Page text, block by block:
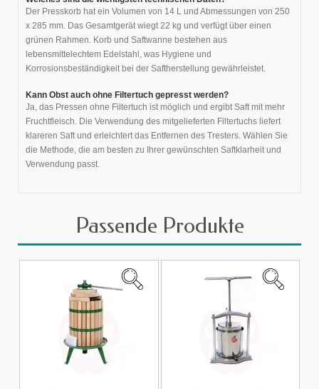
Der Presskorb hat ein Volumen von 14 L und Abmessungen von 250
x 285 mm. Das Gesamtgerät wiegt 22 kg und verfügt über einen
grünen Rahmen. Korb und Saftwanne bestehen aus
lebensmittelechtem Edelstahl, was Hygiene und
Korrosionsbeständigkeit bei der Saftherstellung gewährleistet.
Kann Obst auch ohne Filtertuch gepresst werden?
Ja, das Pressen ohne Filtertuch ist möglich und ergibt Saft mit mehr
Fruchtfleisch. Die Verwendung des mitgelieferten Filtertuchs liefert
klareren Saft und erleichtert das Entfernen des Tresters. Wählen Sie
die Methode, die am besten zu Ihrer gewünschten Saftklarheit und
Verwendung passt.
Passende Produkte